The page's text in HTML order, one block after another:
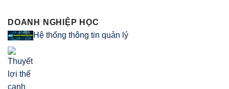
DOANH NGHIỆP HỌC
Hệ thống thông tin quản lý